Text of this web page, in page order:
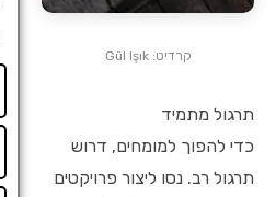
קרדיט: Gül Işık
תרגול מתמיד
כדי להפוך למומחים, דרוש
תרגול רב. נסו ליצור פרויקטים